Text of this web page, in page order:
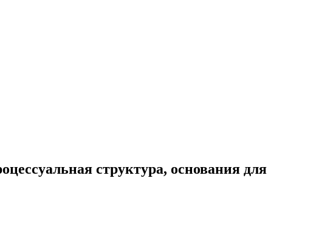
структура, основания для